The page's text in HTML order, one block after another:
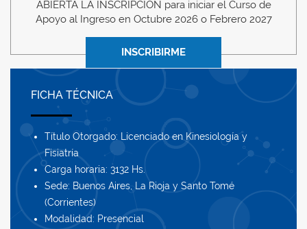
ABIERTA LA INSCRIPCIÓN para iniciar el Curso de
Apoyo al Ingreso en Octubre 2026 o Febrero 2027
INSCRIBIRME
FICHA TÉCNICA
Título Otorgado: Licenciado en Kinesiología y
Fisiatría
Carga horaria: 3132 Hs.
Sede: Buenos Aires, La Rioja y Santo Tomé
(Corrientes)
Modalidad: Presencial